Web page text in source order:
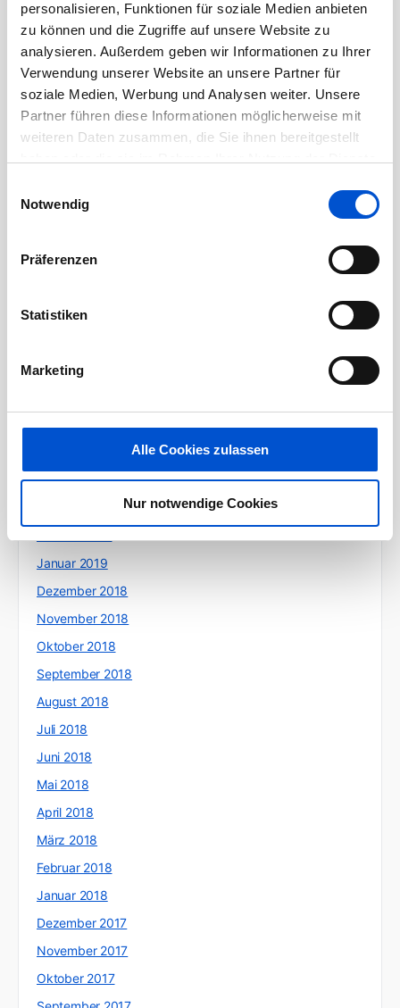
personalisieren, Funktionen für soziale Medien anbieten
zu können und die Zugriffe auf unsere Website zu
analysieren. Außerdem geben wir Informationen zu Ihrer
Verwendung unserer Website an unsere Partner für
soziale Medien, Werbung und Analysen weiter. Unsere
Partner führen diese Informationen möglicherweise mit
weiteren Daten zusammen, die Sie ihnen bereitgestellt
Notwendig
Präferenzen
Statistiken
Marketing
Alle Cookies zulassen
Nur notwendige Cookies
September 2020
August 2020
Juli 2020
Juni 2020
Mai 2020
Februar 2020
Dezember 2019
Oktober 2019
August 2019
Juni 2019
April 2019
Januar 2019
Dezember 2018
November 2018
Oktober 2018
September 2018
August 2018
Juli 2018
Juni 2018
Mai 2018
April 2018
März 2018
Februar 2018
Januar 2018
Dezember 2017
November 2017
Oktober 2017